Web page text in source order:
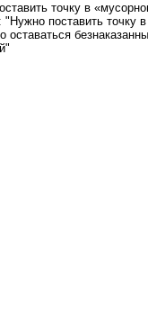
точку в
поставить точку
оставаться